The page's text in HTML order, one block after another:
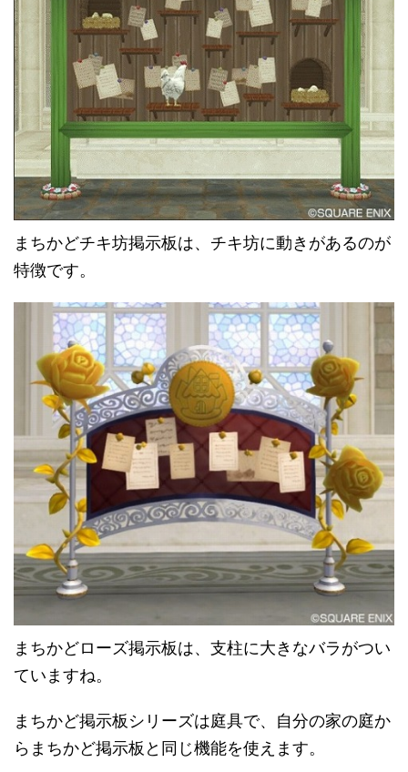
まちかどチキ坊掲示板は、チキ坊に動きがあるのが
特徴です。
まちかどローズ掲示板は、支柱に大きなバラがつい
ていますね。
まちかど掲示板シリーズは庭具で、自分の家の庭か
らまちかど掲示板と同じ機能を使えます。